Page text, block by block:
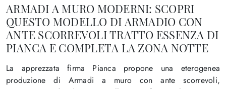
ARMADI A MURO MODERNI: SCOPRI
QUESTO MODELLO DI ARMADIO CON
ANTE SCORREVOLI TRATTO ESSENZA DI
PIANCA E COMPLETA LA ZONA NOTTE
La apprezzata firma Pianca propone una eterogenea
produzione di Armadi a muro con ante scorrevoli,